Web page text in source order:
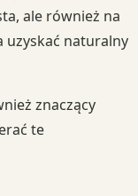
ale również na
uzyskać naturalny
znaczący
te